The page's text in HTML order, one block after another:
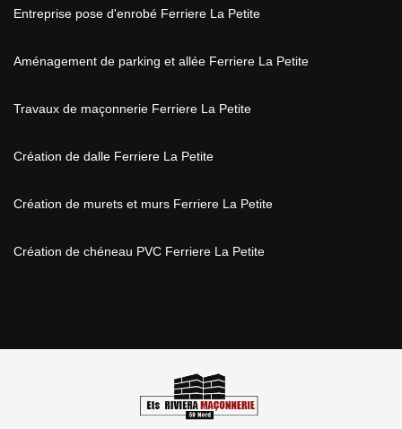
Entreprise pose d'enrobé Ferriere La Petite
Aménagement de parking et allée Ferriere La Petite
Travaux de maçonnerie Ferriere La Petite
Création de dalle Ferriere La Petite
Création de murets et murs Ferriere La Petite
Création de chéneau PVC Ferriere La Petite